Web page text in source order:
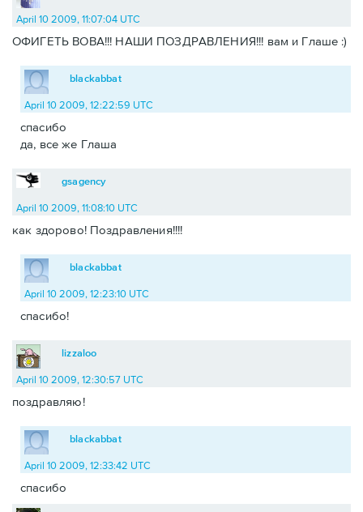
April 10 2009, 11:07:04 UTC
ОФИГЕТЬ ВОВА!!! НАШИ ПОЗДРАВЛЕНИЯ!!! вам и Глаше :)
blackabbat
April 10 2009, 12:22:59 UTC
спасибо
да, все же Глаша
gsagency
April 10 2009, 11:08:10 UTC
как здорово! Поздравления!!!!
blackabbat
April 10 2009, 12:23:10 UTC
спасибо!
lizzaloo
April 10 2009, 12:30:57 UTC
поздравляю!
blackabbat
April 10 2009, 12:33:42 UTC
спасибо